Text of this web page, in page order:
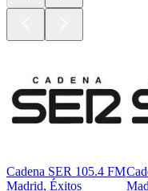
Cadena SER 105.4 FM
Madrid, Éxitos